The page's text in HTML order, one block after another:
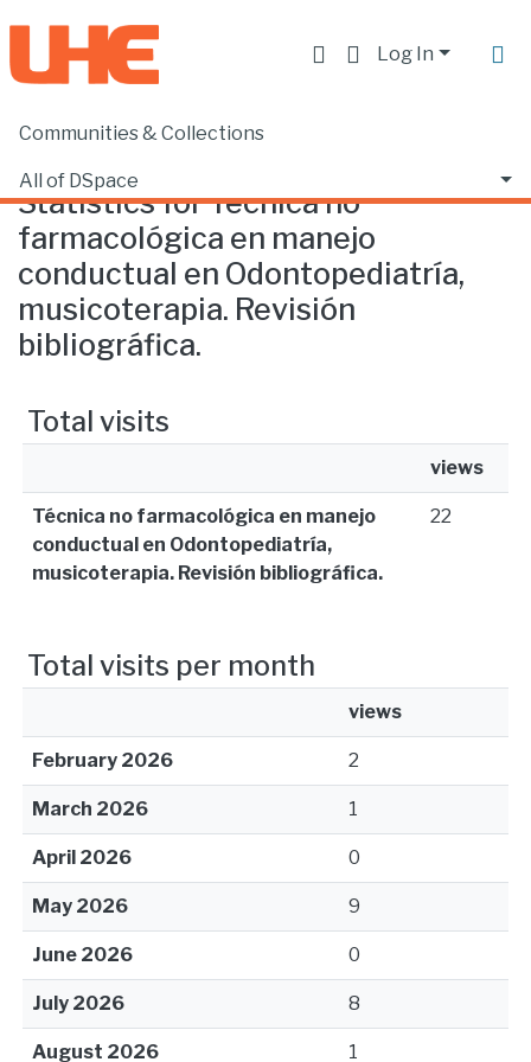
Log In
Communities & Collections
All of DSpace
Home Statistics
Statistics for Técnica no
farmacológica en manejo
conductual en Odontopediatría,
musicoterapia. Revisión
bibliográfica.
Total visits
views
Técnica no farmacológica en manejo
conductual en Odontopediatría,
musicoterapia. Revisión bibliográfica.
22
Total visits per month
views
February 2026 2
March 2026 1
April 2026 0
May 2026 9
June 2026 0
July 2026 8
August 2026 1